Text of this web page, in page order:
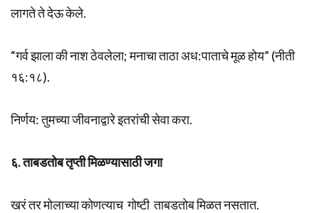
लागते ते देऊ केले.
“गर्व झाला की नाश ठेवलेला; मनाचा ताठा अध:पाताचे मूळ होय” (नीती
१६:१८).
निर्णय: तुमच्या जीवनाद्वारे इतरांची सेवा करा.
६. ताबडतोब तृप्ती मिळण्यासाठी जगा
खरं तर मोलाच्या कोणत्याच गोष्टी ताबडतोब मिळत नसतात.